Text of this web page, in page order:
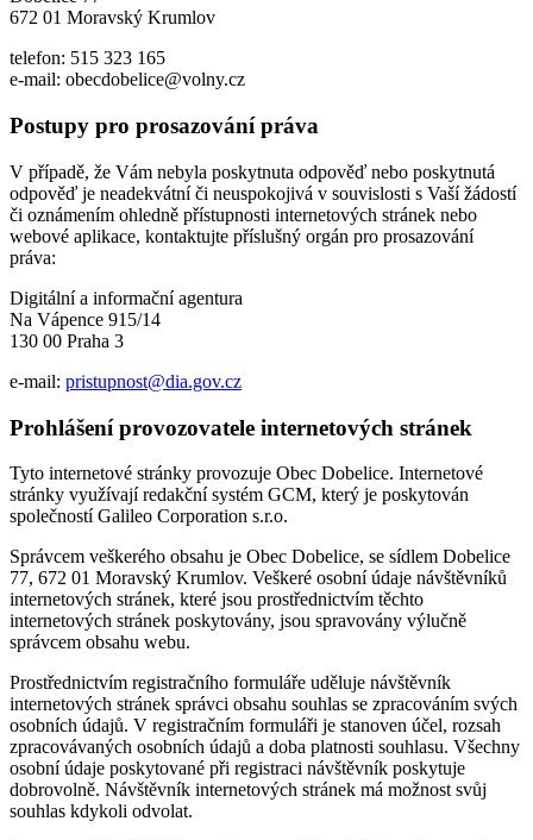
672 01 Moravský Krumlov
telefon: 515 323 165
e-mail: obecdobelice@volny.cz
Postupy pro prosazování práva
V případě, že Vám nebyla poskytnuta odpověď nebo poskytnutá
odpověď je neadekvátní či neuspokojivá v souvislosti s Vaší žádostí
či oznámením ohledně přístupnosti internetových stránek nebo
webové aplikace, kontaktujte příslušný orgán pro prosazování
práva:
Digitální a informační agentura
Na Vápence 915/14
130 00 Praha 3
e-mail: pristupnost@dia.gov.cz
Prohlášení provozovatele internetových stránek
Tyto internetové stránky provozuje Obec Dobelice. Internetové
stránky využívají redakční systém GCM, který je poskytován
společností Galileo Corporation s.r.o.
Správcem veškerého obsahu je Obec Dobelice, se sídlem Dobelice
77, 672 01 Moravský Krumlov. Veškeré osobní údaje návštěvníků
internetových stránek, které jsou prostřednictvím těchto
internetových stránek poskytovány, jsou spravovány výlučně
správcem obsahu webu.
Prostřednictvím registračního formuláře uděluje návštěvník
internetových stránek správci obsahu souhlas se zpracováním svých
osobních údajů. V registračním formuláři je stanoven účel, rozsah
zpracovávaných osobních údajů a doba platnosti souhlasu. Všechny
osobní údaje poskytované při registraci návštěvník poskytuje
dobrovolně. Návštěvník internetových stránek má možnost svůj
souhlas kdykoli odvolat.